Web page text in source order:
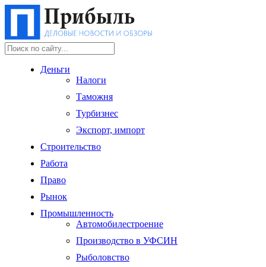
Деньги
Налоги
Таможня
Турбизнес
Экспорт, импорт
Строительство
Работа
Право
Рынок
Промышленность
Автомобилестроение
Производство в УФСИН
Рыболовство